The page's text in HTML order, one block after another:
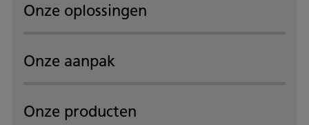
Onze oplossingen
Onze aanpak
Onze producten